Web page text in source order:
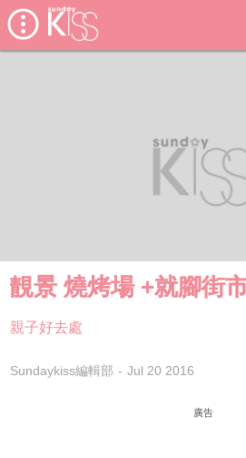
靚景 燒烤場 +就腳街
親子好去處
Sundaykiss編輯部 Jul 20 2016
廣告